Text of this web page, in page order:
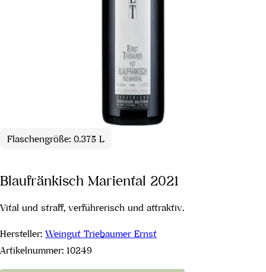
Flaschengröße: 0.375 L
Blaufränkisch Mariental 2021
Vital und straff, verführerisch und attraktiv.
Hersteller: Weingut Triebaumer Ernst
Artikelnummer: 10249